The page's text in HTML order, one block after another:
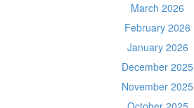
March 2026
February 2026
January 2026
December 2025
November 2025